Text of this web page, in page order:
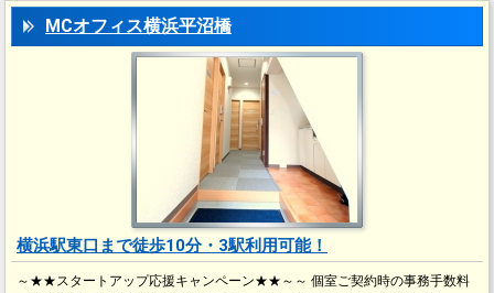
MCオフィス横浜平沼橋
横浜駅東口まで徒歩10分・3駅利用可能！
～★★スタートアップ応援キャンペーン★★～～ 個室ご契約時の事務手数料